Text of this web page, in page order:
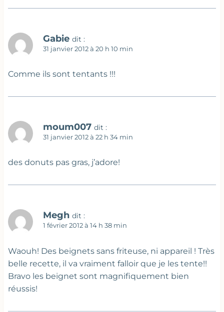
Gabie dit :
31 janvier 2012 à 20 h 10 min
Comme ils sont tentants !!!
moum007 dit :
31 janvier 2012 à 22 h 34 min
des donuts pas gras, j’adore!
Megh dit :
1 février 2012 à 14 h 38 min
Waouh! Des beignets sans friteuse, ni appareil ! Très
belle recette, il va vraiment falloir que je les tente!!
Bravo les beignet sont magnifiquement bien
réussis!